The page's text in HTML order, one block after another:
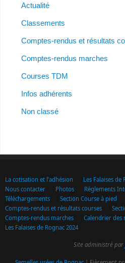
Actualité
Classements
Comptes-rendus et résultats
Comptes-rendus marches
Courses TDM
Infos adhérents
Non classé
La cotisation et l’adhésion Les Falaises de
Nous contacter
Photos
Règlements
Téléchargements
Section Course à pied
Comptes-rendus et résultats courses
Comptes-rendus marches
Calendrier des
Les Falaises de Rognac 2024
Site administré par